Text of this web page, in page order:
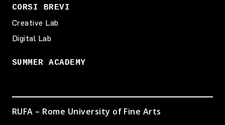
CORSI BREVI
Creative Lab
Digital Lab
SUMMER ACADEMY
RUFA – Rome University of Fine Arts